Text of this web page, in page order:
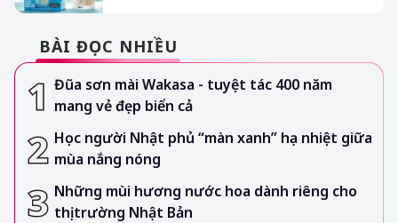
BÀI ĐỌC NHIỀU
Đũa sơn mài Wakasa - tuyệt tác 400 năm
mang vẻ đẹp biển cả
Học người Nhật phủ “màn xanh” hạ nhiệt giữa
mùa nắng nóng
Những mùi hương nước hoa dành riêng cho
thị trường Nhật Bản